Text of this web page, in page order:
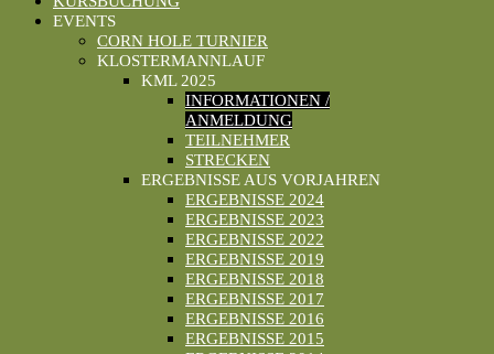
EVENTS
CORN HOLE TURNIER
KLOSTERMANNLAUF
KML 2025
INFORMATIONEN /
ANMELDUNG
TEILNEHMER
STRECKEN
ERGEBNISSE AUS VORJAHREN
ERGEBNISSE 2024
ERGEBNISSE 2023
ERGEBNISSE 2022
ERGEBNISSE 2019
ERGEBNISSE 2018
ERGEBNISSE 2017
ERGEBNISSE 2016
ERGEBNISSE 2015